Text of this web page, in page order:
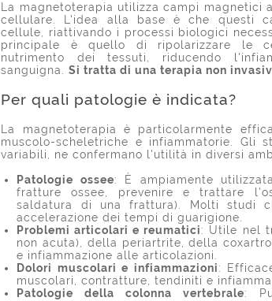
La magnetoterapia utilizza campi
cellulare. L'idea alla base è che questi
cellule, riattivando i processi biologici
principale è quello di ripolarizzare le
nutrimento dei tessuti, riducendo
sanguigna.Si tratta di una terapia non
Per quali patologie è indicata?
La magnetoterapia è particolarmente
muscolo-scheletriche e infiammatorie. Gli
variabili, ne confermano l'utilità in diversi
Patologie ossee: È ampiamente
fratture ossee, prevenire e trattare
saldatura di una frattura). Molti studi
accelerazione dei tempi di guarigione.
Problemi articolari e reumatici: Utile nel
non acuta), della periartrite, della
e infiammazione alle articolazioni.
Dolori muscolari e infiammazioni:
muscolari, contratture, tendiniti e
Patologie della colonna vertebrale: